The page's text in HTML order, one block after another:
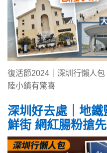
復活節2024｜深圳行懶人
陸小鎮有驚喜
深圳好去處｜地
鮮街 網紅腸粉搶